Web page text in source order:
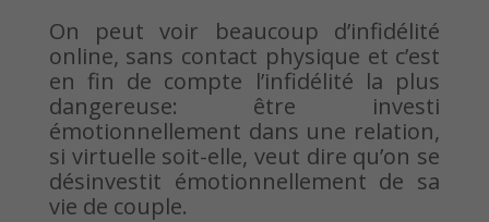
On peut voir beaucoup d’infidélité
online, sans contact physique et c’est
en fin de compte l’infidélité la plus
dangereuse: être investi
émotionnellement dans une relation,
si virtuelle soit-elle, veut dire qu’on se
désinvestit émotionnellement de sa
vie de couple.